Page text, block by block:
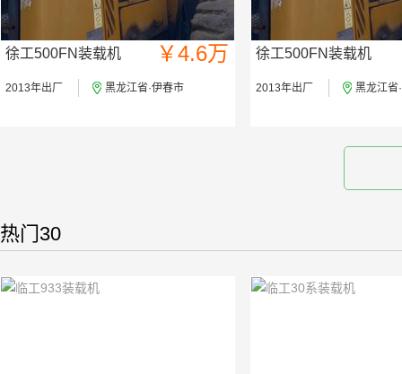
徐工500FN装载机 ￥4.6万
2013年出厂 黑龙江省·伊春市
徐工500FN装载机
2013年出厂 黑龙江省
热门30